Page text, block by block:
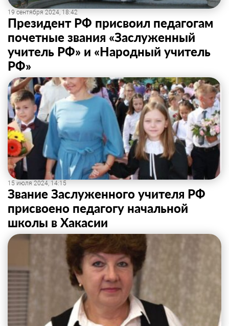
19 сентября 2024, 18:42
Президент РФ присвоил педагогам
почетные звания «Заслуженный
учитель РФ» и «Народный учитель
РФ»
15 июля 2024, 14:15
Звание Заслуженного учителя РФ
присвоено педагогу начальной
школы в Хакасии